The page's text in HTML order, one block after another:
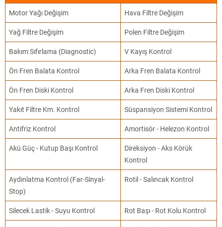
Motor Yağı Değişim Hava Filtre Değişim
Yağ Filtre Değişim Polen Filtre Değişim
Bakım Sıfırlama (Diagnostic) V Kayış Kontrol
Ön Fren Balata Kontrol Arka Fren Balata Kontrol
Ön Fren Diski Kontrol Arka Fren Diski Kontrol
Yakıt Filtre Km. Kontrol Süspansiyon Sistemi Kontrol
Antifriz Kontrol Amortisör - Helezon Kontrol
Akü Güç - Kutup Başı Kontrol
Direksiyon - Aks Körük
Kontrol
Aydınlatma Kontrol (Far-Sinyal-
Stop)
Rotil - Salıncak Kontrol
Silecek Lastik - Suyu Kontrol Rot Başı - Rot Kolu Kontrol